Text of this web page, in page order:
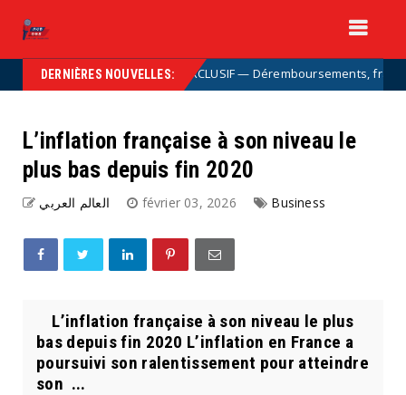
DERNIÈRES NOUVELLES:
Uncategorized EXCLUSIF — Déremboursements, franchises :
L’inflation française à son niveau le
plus bas depuis fin 2020
العالم العربي février 03, 2026 Business
L’inflation française à son niveau le plus
bas depuis fin 2020 L’inflation en France a
poursuivi son ralentissement pour atteindre
son ...